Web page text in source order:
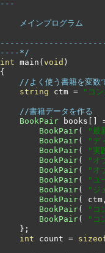
---
----*/
int main ( void )
{
//よく使う書籍を変数
string ctm = "コン
//書籍データを作る
BookPair books
BookPair( "最
BookPair( "デ
BookPair( "実
BookPair( "オ
BookPair( "オ
BookPair( "ユ
BookPair( "ジ
BookPair( ctm ,
BookPair( "コ
BookPair( "コ
};
int count =